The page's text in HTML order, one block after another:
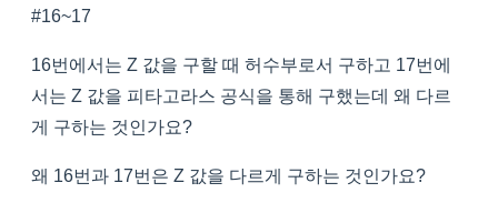
#16~17
16번에서는 Z 값을 구할 때 허수부로서 구하고 17번에
서는 Z 값을 피타고라스 공식을 통해 구했는데 왜 다르
게 구하는 것인가요?
왜 16번과 17번은 Z 값을 다르게 구하는 것인가요?